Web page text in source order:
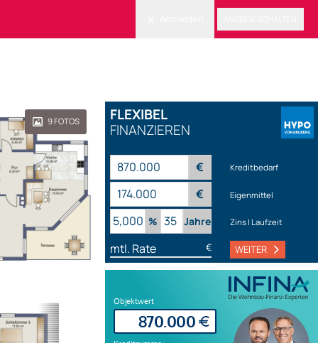
FLEXIBEL
FINANZIEREN
€ Kreditbedarf
€ Eigenmittel
% Jahre Zins | Laufzeit
mtl. Rate € WEITER
9FOTOS